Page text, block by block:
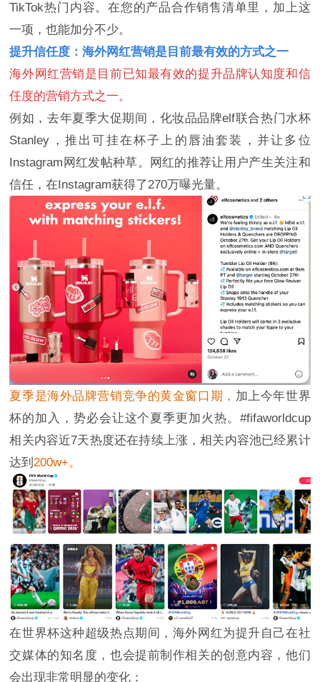
TikTok热门内容。在您的产品合作销售清单里，加上这
一项，也能加分不少。
提升信任度：海外网红营销是目前最有效的方式之一
海外网红营销是目前已知最有效的提升品牌认知度和信
任度的营销方式之一。
例如，去年夏季大促期间，化妆品品牌elf联合热门水杯
Stanley，推出可挂在杯子上的唇油套装，并让多位
Instagram网红发帖种草。网红的推荐让用户产生关注和
信任，在Instagram获得了270万曝光量。
夏季是海外品牌营销竞争的黄金窗口期， 加上今年世界
杯的加入，势必会让这个夏季更加火热。#fifaworldcup
相关内容近7天热度还在持续上涨，相关内容池已经累计
达到200w+。
在世界杯这种超级热点期间，海外网红为提升自己在社
交媒体的知名度，也会提前制作相关的创意内容，他们
会出现非常明显的变化：